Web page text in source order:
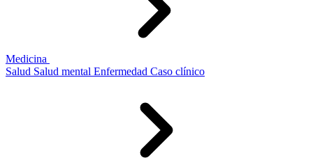
Medicina
Salud Salud mental Enfermedad Caso clínico